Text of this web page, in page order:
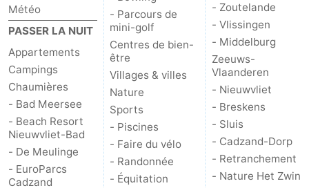
Météo
PASSER LA NUIT
Appartements
Campings
Chaumières
- Bad Meersee
- Beach Resort
Nieuwvliet-Bad
- De Meulinge
- EuroParcs
Cadzand
- Parcours de
mini-golf
Centres de bien-
être
Villages & villes
Nature
Sports
- Piscines
- Faire du vélo
- Randonnée
- Équitation
- Zoutelande
- Vlissingen
- Middelburg
Zeeuws-
Vlaanderen
- Nieuwvliet
- Breskens
- Sluis
- Cadzand-Dorp
- Retranchement
- Nature Het Zwin